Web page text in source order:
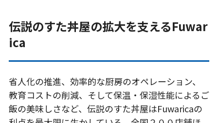
伝説のすた丼屋の拡大を支えるFuwar
ica
省人化の推進、効率的な厨房のオペレーション、
教育コストの削減、そして保温・保湿性能によるご
飯の美味しさなど、伝説のすた丼屋はFuwaricaの